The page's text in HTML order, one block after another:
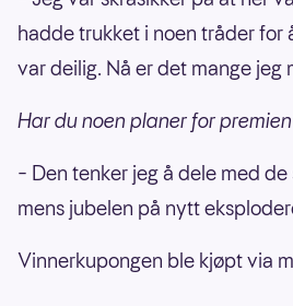
hadde trukket i noen tråder for
var deilig. Nå er det mange jeg
Har du noen planer for
– Den tenker jeg å dele med de
mens jubelen på nytt
Vinnerkupongen ble kjøpt via